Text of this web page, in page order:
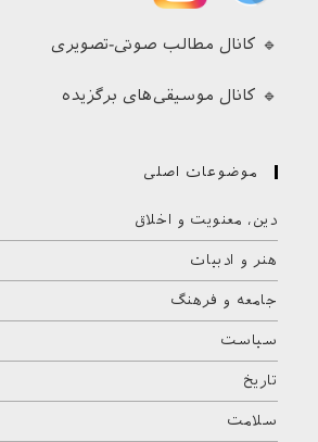
🔹 کانال مطالب صوتی-تصویری
🔹 کانال موسیقی‌های برگزیده
موضوعات اصلی
دین، معنویت و اخلاق
هنر و ادبیات
جامعه و فرهنگ
سیاست
تاریخ
سلامت